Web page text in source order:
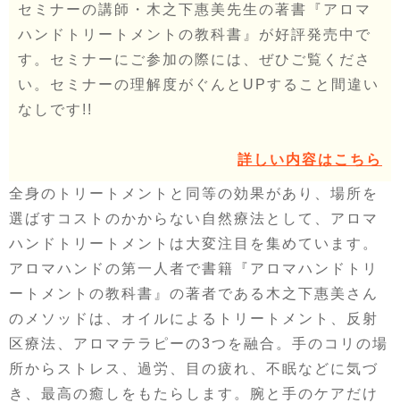
セミナーの講師・木之下惠美先生の著書『アロマ
ハンドトリートメントの教科書』が好評発売中で
す。セミナーにご参加の際には、ぜひご覧くださ
い。セミナーの理解度がぐんとUPすること間違い
なしです!!
詳しい内容はこちら
全身のトリートメントと同等の効果があり、場所を
選ばすコストのかからない自然療法として、アロマ
ハンドトリートメントは大変注目を集めています。
アロマハンドの第一人者で書籍『アロマハンドトリ
ートメントの教科書』の著者である木之下惠美さん
のメソッドは、オイルによるトリートメント、反射
区療法、アロマテラピーの3つを融合。手のコリの場
所からストレス、過労、目の疲れ、不眠などに気づ
き、最高の癒しをもたらします。腕と手のケアだけ